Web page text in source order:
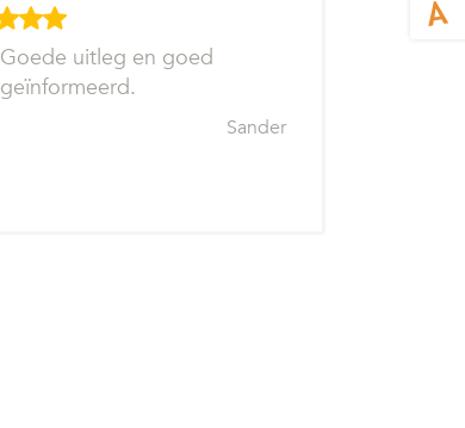
Goede uitleg en goed
geïnformeerd.
Sander